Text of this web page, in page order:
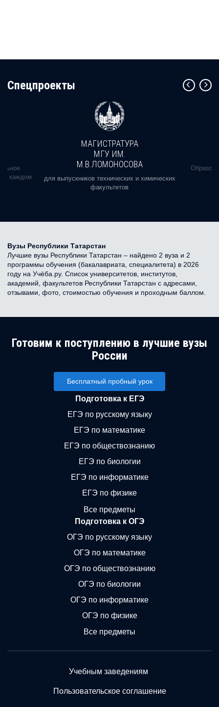
Cпецпроекты
в каждом
МАГИСТРАТУРА
МГУ ИМ.
М.В.ЛОМОНОСОВА
для выпускников технических и химических
факультетов
Вузы Республики Татарстан
Лучшие вузы Республики Татарстан – найдено 2 вуза и 2
программы обучения (бакалавриата, специалитета) в 2026
году на Учёба.ру. Список университетов, институтов,
академий, факультетов Республики Татарстан с адресами,
отзывами, фото, стоимостью обучения и проходным баллом.
Готовим к поступлению в лучшие вузы
России
Бесплатный пробный урок
Подготовка к ЕГЭ
ЕГЭ по русскому языку
ЕГЭ по математике
ЕГЭ по обществознанию
ЕГЭ по биологии
ЕГЭ по информатике
ЕГЭ по физике
Все предметы
Подготовка к ОГЭ
ОГЭ по русскому языку
ОГЭ по математике
ОГЭ по обществознанию
ОГЭ по биологии
ОГЭ по информатике
ОГЭ по физике
Все предметы
Учебным заведениям
Пользовательское соглашение